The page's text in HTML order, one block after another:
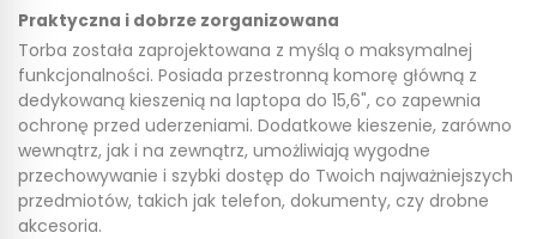
Praktyczna i dobrze zorganizowana
Torba została zaprojektowana z myślą o maksymalnej
funkcjonalności. Posiada przestronną komorę główną z
dedykowaną kieszenią na laptopa do 15,6", co zapewnia
ochronę przed uderzeniami. Dodatkowe kieszenie, zarówno
wewnątrz, jak i na zewnątrz, umożliwiają wygodne
przechowywanie i szybki dostęp do Twoich najważniejszych
przedmiotów, takich jak telefon, dokumenty, czy drobne
akcesoria.